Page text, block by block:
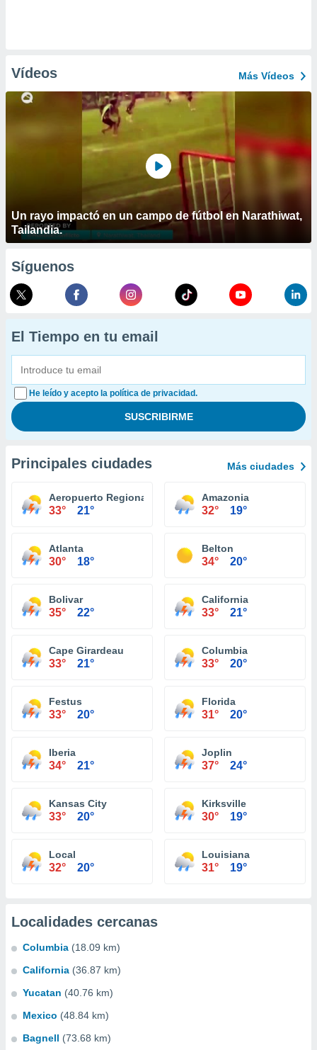
Vídeos Más Vídeos
Un rayo impactó en un campo de fútbol en Narathiwat,
Tailandia.
Síguenos
El Tiempo en tu email
He leído y acepto la política de privacidad.
Principales ciudades Más ciudades
Aeropuerto Regional Columbia
33° 21°
Amazonia
32° 19°
Atlanta
30° 18°
Belton
34° 20°
Bolivar
35° 22°
California
33° 21°
Cape Girardeau
33° 21°
Columbia
33° 20°
Festus
33° 20°
Florida
31° 20°
Iberia
34° 21°
Joplin
37° 24°
Kansas City
33° 20°
Kirksville
30° 19°
Local
32° 20°
Louisiana
31° 19°
Localidades cercanas
Columbia (18.09 km)
California (36.87 km)
Yucatan (40.76 km)
Mexico (48.84 km)
Bagnell (73.68 km)